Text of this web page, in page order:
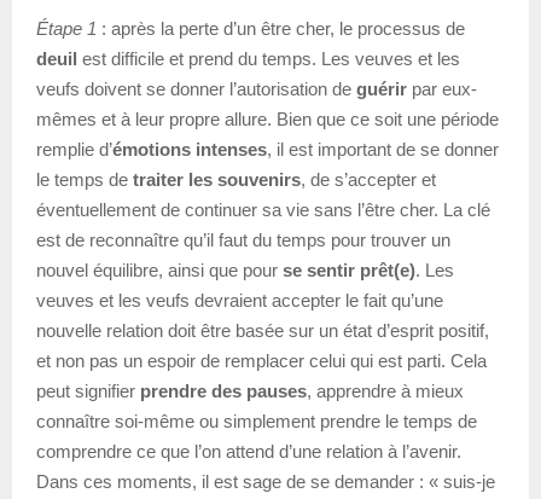
Étape 1 : après la perte d’un être cher, le processus de
deuil est difficile et prend du temps. Les veuves et les
veufs doivent se donner l’autorisation de guérir par eux-
mêmes et à leur propre allure. Bien que ce soit une période
remplie d’émotions intenses, il est important de se donner
le temps de traiter les souvenirs, de s’accepter et
éventuellement de continuer sa vie sans l’être cher. La clé
est de reconnaître qu’il faut du temps pour trouver un
nouvel équilibre, ainsi que pour se sentir prêt(e). Les
veuves et les veufs devraient accepter le fait qu’une
nouvelle relation doit être basée sur un état d’esprit positif,
et non pas un espoir de remplacer celui qui est parti. Cela
peut signifier prendre des pauses, apprendre à mieux
connaître soi-même ou simplement prendre le temps de
comprendre ce que l’on attend d’une relation à l’avenir.
Dans ces moments, il est sage de se demander : « suis-je